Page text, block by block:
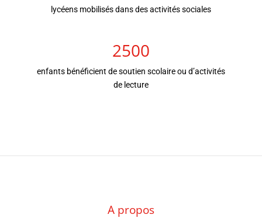
lycéens mobilisés dans des activités sociales
2500
enfants bénéficient de soutien scolaire ou d’activités
de lecture
A propos